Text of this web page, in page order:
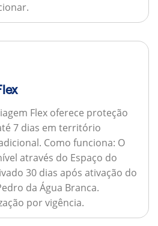
Flex oferece proteção
7 dias em território
Como funciona: O
através do Espaço do
30 dias após ativação do
da Água Branca.
por vigência.